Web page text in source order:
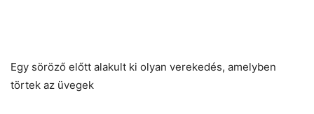
Egy söröző előtt alakult ki olyan verekedés, amelyben
törtek az üvegek